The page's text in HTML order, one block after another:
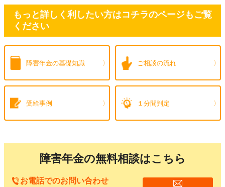
もっと詳しく利したい方はコチラのページもご覧
ください
障害年金の基礎知識 ご相談の流れ
受給事例 １分間判定
障害年金の無料相談はこちら
お電話でのお問い合わせ